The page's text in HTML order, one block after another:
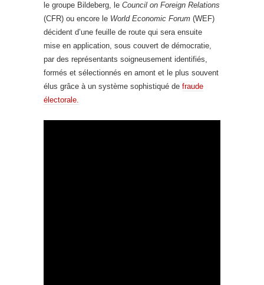
le groupe Bildeberg, le Council on Foreign Relations
(CFR) ou encore le World Economic Forum (WEF)
décident d’une feuille de route qui sera ensuite
mise en application, sous couvert de démocratie,
par des représentants soigneusement identifiés,
formés et sélectionnés en amont et le plus souvent
élus grâce à un système sophistiqué de fraude
électorale.